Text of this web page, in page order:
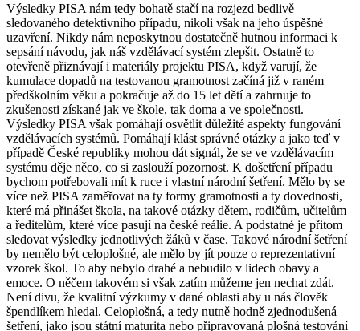
Výsledky PISA nám tedy bohatě stačí na rozjezd bedlivě
sledovaného detektivního případu, nikoli však na jeho úspěšné
uzavření. Nikdy nám neposkytnou dostatečně hutnou informaci k
sepsání návodu, jak náš vzdělávací systém zlepšit. Ostatně to
otevřeně přiznávají i materiály projektu PISA, když varují, že
kumulace dopadů na testovanou gramotnost začíná již v raném
předškolním věku a pokračuje až do 15 let dětí a zahrnuje to
zkušenosti získané jak ve škole, tak doma a ve společnosti.
Výsledky PISA však pomáhají osvětlit důležité aspekty fungování
vzdělávacích systémů. Pomáhají klást správné otázky a jako teď v
případě České republiky mohou dát signál, že se ve vzdělávacím
systému děje něco, co si zaslouží pozornost. K došetření případu
bychom potřebovali mít k ruce i vlastní národní šetření. Mělo by se
více než PISA zaměřovat na ty formy gramotnosti a ty dovednosti,
které má přinášet škola, na takové otázky dětem, rodičům, učitelům
a ředitelům, které více pasují na české reálie. A podstatné je přitom
sledovat výsledky jednotlivých žáků v čase. Takové národní šetření
by nemělo být celoplošné, ale mělo by jít pouze o reprezentativní
vzorek škol. To aby nebylo drahé a nebudilo v lidech obavy a
emoce. O něčem takovém si však zatím můžeme jen nechat zdát.
Není divu, že kvalitní výzkumy v dané oblasti aby u nás člověk
špendlíkem hledal. Celoplošná, a tedy nutně hodně zjednodušená
šetření, jako jsou státní maturita nebo připravovaná plošná testování